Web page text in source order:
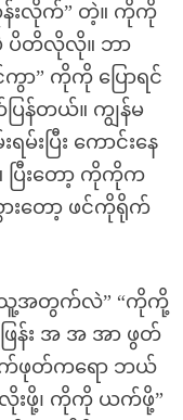
န်းလိုက်” တဲ့။ ကိုကို
ပိတိလိုလို။ ဘာ
” ကိုကို ပြောရင်
ြန်တယ်။ ကျွန်မ
မ်းပြီး ကောင်းနေ
ြီးတော့ ကိုကိုက
းတော့ ဖင်ကိုရိုက်
ယ်သူ့အတွက်လဲ” “ကိုကို့
ြန်း အ အ အာ ဖွတ်
က်ဖုတ်ကရော ဘယ်
၊ ကိုကို ယက်ဖို့”